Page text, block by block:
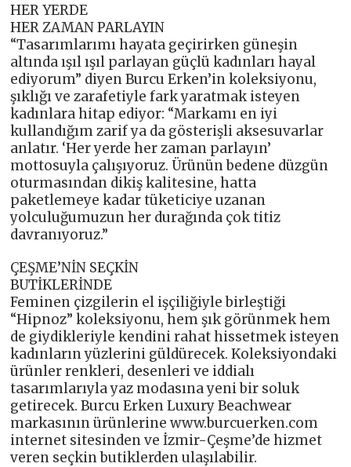
HER YERDE
HER ZAMAN PARLAYIN
“Tasarımlarımı hayata geçirirken güneşin
altında ışıl ışıl parlayan güçlü kadınları hayal
ediyorum” diyen Burcu Erken’in koleksiyonu,
şıklığı ve zarafetiyle fark yaratmak isteyen
kadınlara hitap ediyor: “Markamı en iyi
kullandığım zarif ya da gösterişli aksesuvarlar
anlatır. ‘Her yerde her zaman parlayın’
mottosuyla çalışıyoruz. Ürünün bedene düzgün
oturmasından dikiş kalitesine, hatta
paketlemeye kadar tüketiciye uzanan
yolculuğumuzun her durağında çok titiz
davranıyoruz.”
ÇEŞME’NİN SEÇKİN
BUTİKLERİNDE
Feminen çizgilerin el işçiliğiyle birleştiği
“Hipnoz” koleksiyonu, hem şık görünmek hem
de giydikleriyle kendini rahat hissetmek isteyen
kadınların yüzlerini güldürecek. Koleksiyondaki
ürünler renkleri, desenleri ve iddialı
tasarımlarıyla yaz modasına yeni bir soluk
getirecek. Burcu Erken Luxury Beachwear
markasının ürünlerine www.burcuerken.com
internet sitesinden ve İzmir-Çeşme’de hizmet
veren seçkin butiklerden ulaşılabilir.